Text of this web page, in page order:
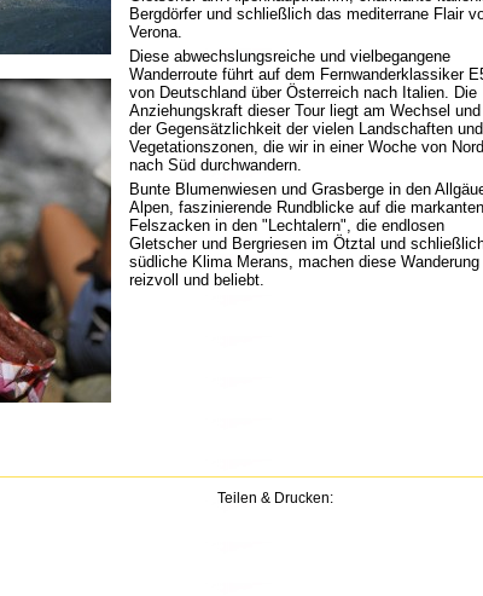
Bergdörfer und schließlich das mediterrane Flair
Verona.
Diese abwechslungsreiche und vielbegangene
Wanderroute führt auf dem Fernwanderklassiker
von Deutschland über Österreich nach Italien. Die
Anziehungskraft dieser Tour liegt am Wechsel
der Gegensätzlichkeit der vielen Landschaften und
Vegetationszonen, die wir in einer Woche von Nord
nach Süd durchwandern.
Bunte Blumenwiesen und Grasberge in den
Alpen, faszinierende Rundblicke auf die markanten
Felszacken in den "Lechtalern", die endlosen
Gletscher und Bergriesen im Ötztal und
südliche Klima Merans, machen diese
reizvoll und beliebt.
Teilen & Drucken: